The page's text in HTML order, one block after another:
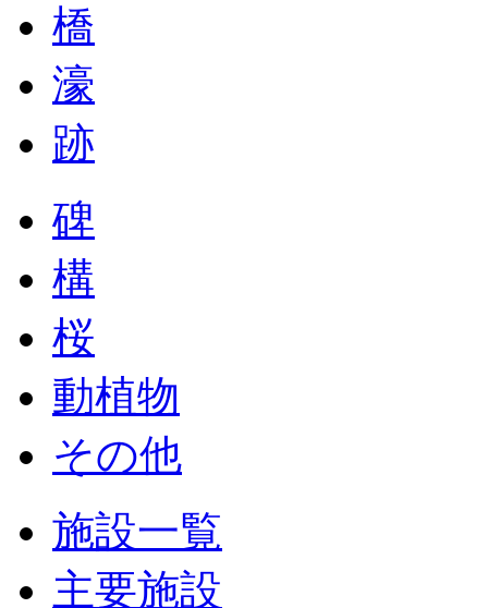
橋
濠
跡
碑
構
桜
動植物
その他
施設一覧
主要施設